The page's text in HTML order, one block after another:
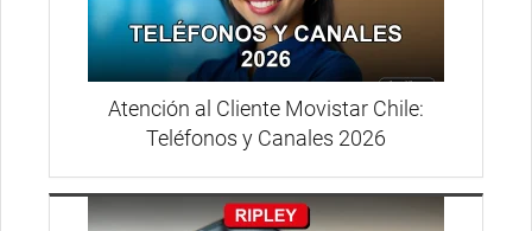
Atención al Cliente Movistar Chile:
Teléfonos y Canales 2026